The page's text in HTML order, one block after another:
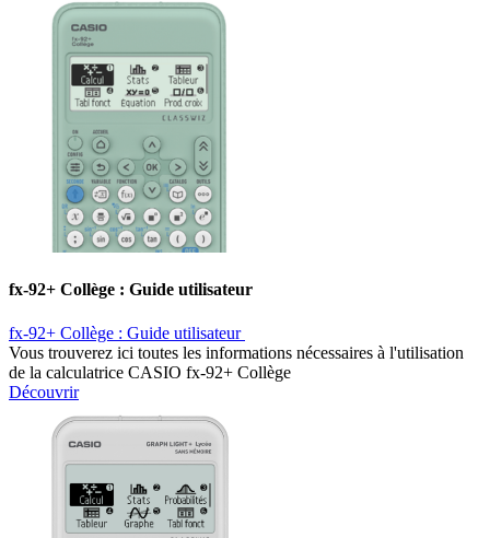
fx-92+ Collège : Guide utilisateur ​
fx-92+ Collège : Guide utilisateur ​
Vous trouverez ici toutes les informations nécessaires à l'utilisation
de la calculatrice CASIO fx-92+ Collège
Découvrir